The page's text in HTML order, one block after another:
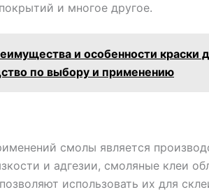
и многое другое.
и особенности краски
по выбору и применению
смолы является
и адгезии, смоляные клеи
использовать их для